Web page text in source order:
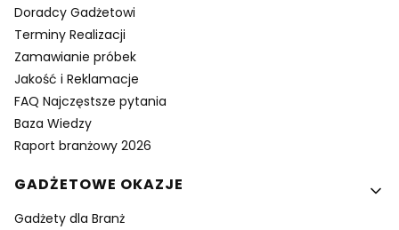
Doradcy Gadżetowi
Terminy Realizacji
Zamawianie próbek
Jakość i Reklamacje
FAQ Najczęstsze pytania
Baza Wiedzy
Raport branżowy 2026
GADŻETOWE OKAZJE
Gadżety dla Branż